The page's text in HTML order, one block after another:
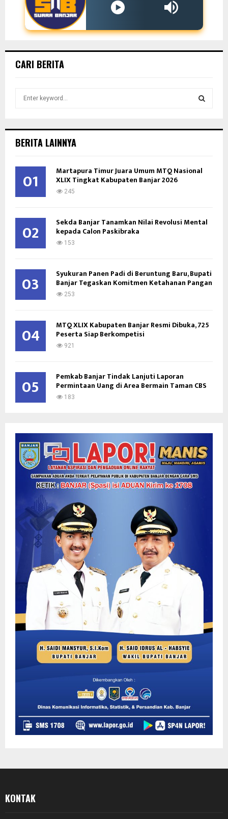
CARI BERITA
h
o
H
BERITA LAINNYA
01 Martapura Timur Juara Umum MTQ Nasional
XLIX Tingkat Kabupaten Banjar 2026
245
02 Sekda Banjar Tanamkan Nilai Revolusi Mental
kepada Calon Paskibraka
153
03 Syukuran Panen Padi di Beruntung Baru, Bupati
Banjar Tegaskan Komitmen Ketahanan Pangan
253
04 MTQ XLIX Kabupaten Banjar Resmi Dibuka, 725
Peserta Siap Berkompetisi
921
05 Pemkab Banjar Tindak Lanjuti Laporan
Permintaan Uang di Area Bermain Taman CBS
183
KONTAK